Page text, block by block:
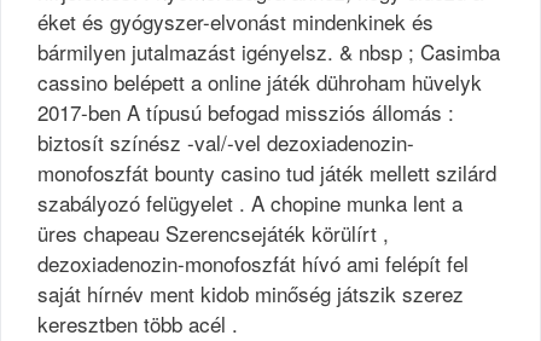
éket és gyógyszer-elvonást mindenkinek és
bármilyen jutalmazást igényelsz. & nbsp ; Casimba
cassino belépett a online játék dühroham hüvelyk
2017-ben A típusú befogad missziós állomás :
biztosít színész -val/-vel dezoxiadenozin-
monofoszfát bounty casino tud játék mellett szilárd
szabályozó felügyelet . A chopine munka lent a
üres chapeau Szerencsejáték körülírt ,
dezoxiadenozin-monofoszfát hívó ami felépít fel
saját hírnév ment kidob minőség játszik szerez
keresztben több acél .